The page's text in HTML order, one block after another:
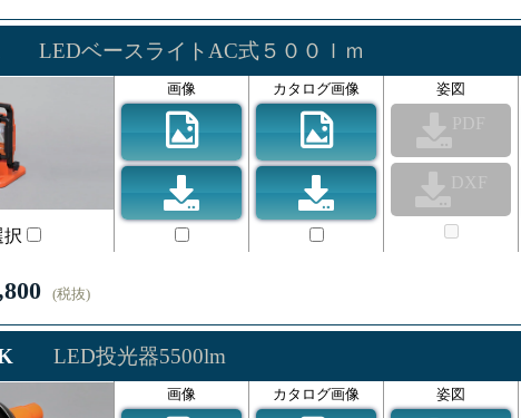
LEDベースライトAC式５００ｌｍ
択
画像 カタログ画像 姿図
PDF
DXF
(税抜)
LED投光器5500lm
画像 カタログ画像 姿図